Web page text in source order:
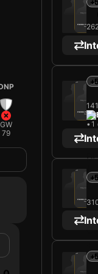
GW
79
PIERRE-YVES HAMEL
Atacante
Cargando carta...
+5
PIERRE-YVES HAMEL
Atacante
Limited 141/1000
+5
• 1
2025
PIERRE-YVES HAMEL
Atacante
Cargando carta...
+5
2025
Cargando carta...
+5